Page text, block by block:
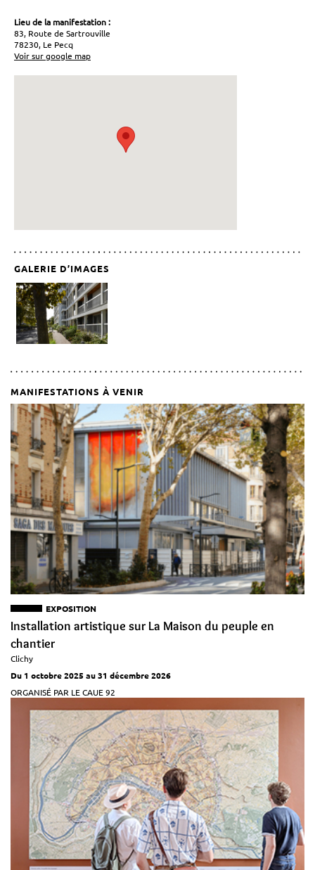
Lieu de la manifestation :
83, Route de Sartrouville
78230, Le Pecq
Voir sur google map
GALERIE D’IMAGES
MANIFESTATIONS À VENIR
EXPOSITION
Installation artistique sur La Maison du peuple en
chantier
Clichy
Du 1 octobre 2025 au 31 décembre 2026
ORGANISÉ PAR LE CAUE 92